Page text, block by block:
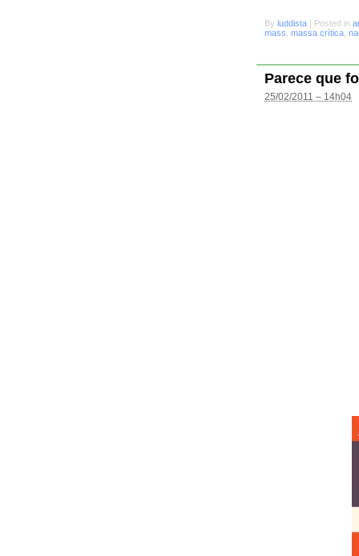
By luddista | Posted in
mass massa crítica
Parece que
25/02/2011 – 14h04